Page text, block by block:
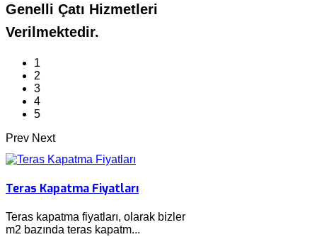
Genelli Çatı Hizmetleri
Verilmektedir.
1
2
3
4
5
Prev Next
Teras Kapatma Fiyatları
Teras kapatma fiyatları, olarak bizler
m2 bazında teras kapatm...